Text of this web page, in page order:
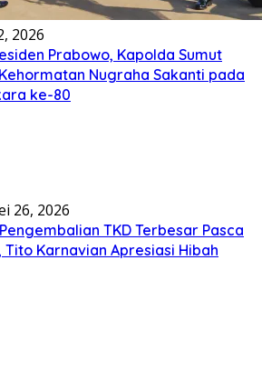
he akhiguMene mene sino lawaö
mela’angdröi ita laforudu..
Fajar Halawa